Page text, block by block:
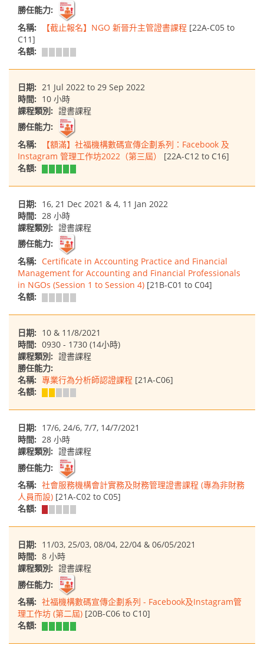
勝任能力:
名稱:
【截止報名】NGO 新晉升主管證書課程 [22A-C05 to
C11]
名額:
日期: 21 Jul 2022 to 29 Sep 2022
時間: 10 小時
課程類別: 證書課程
勝任能力:
名稱:
【額滿】社福機構數碼宣傳企劃系列：Facebook 及
Instagram 管理工作坊2022（第三屆）
[22A-C12 to C16]
名額:
日期: 16, 21 Dec 2021 & 4, 11 Jan 2022
時間: 28 小時
課程類別: 證書課程
勝任能力:
名稱: Certificate in Accounting Practice and Financial
Management for Accounting and Financial Professionals
in NGOs (Session 1 to Session 4) [21B-C01 to C04]
名額:
日期: 10 & 11/8/2021
時間: 0930 - 1730 (14小時)
課程類別: 證書課程
勝任能力:
名稱: 專業行為分析師認證課程 [21A-C06]
名額:
日期: 17/6, 24/6, 7/7, 14/7/2021
時間: 28 小時
課程類別: 證書課程
勝任能力:
名稱: 社會服務機構會計實務及財務管理證書課程 (專為非財務
人員而設) [21A-C02 to C05]
名額:
日期: 11/03, 25/03, 08/04, 22/04 & 06/05/2021
時間: 8 小時
課程類別: 證書課程
勝任能力:
名稱: 社福機構數碼宣傳企劃系列 - Facebook及Instagram管
理工作坊 (第二屆) [20B-C06 to C10]
名額: